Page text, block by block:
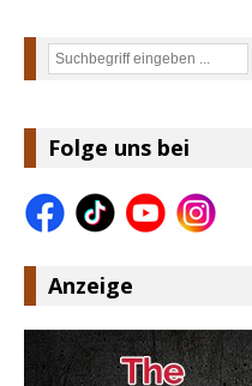
Suchen
Folge uns bei
Anzeige